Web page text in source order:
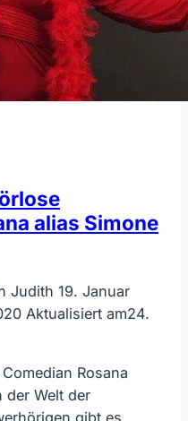
alias Simone
Judith 19. Januar
Aktualisiert am24.
Rosana
der Welt der
gibt es